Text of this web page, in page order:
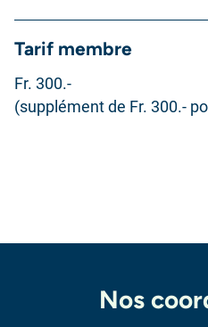
Tarif membre
Fr. 300.-
(supplément de Fr. 300.-
Nos